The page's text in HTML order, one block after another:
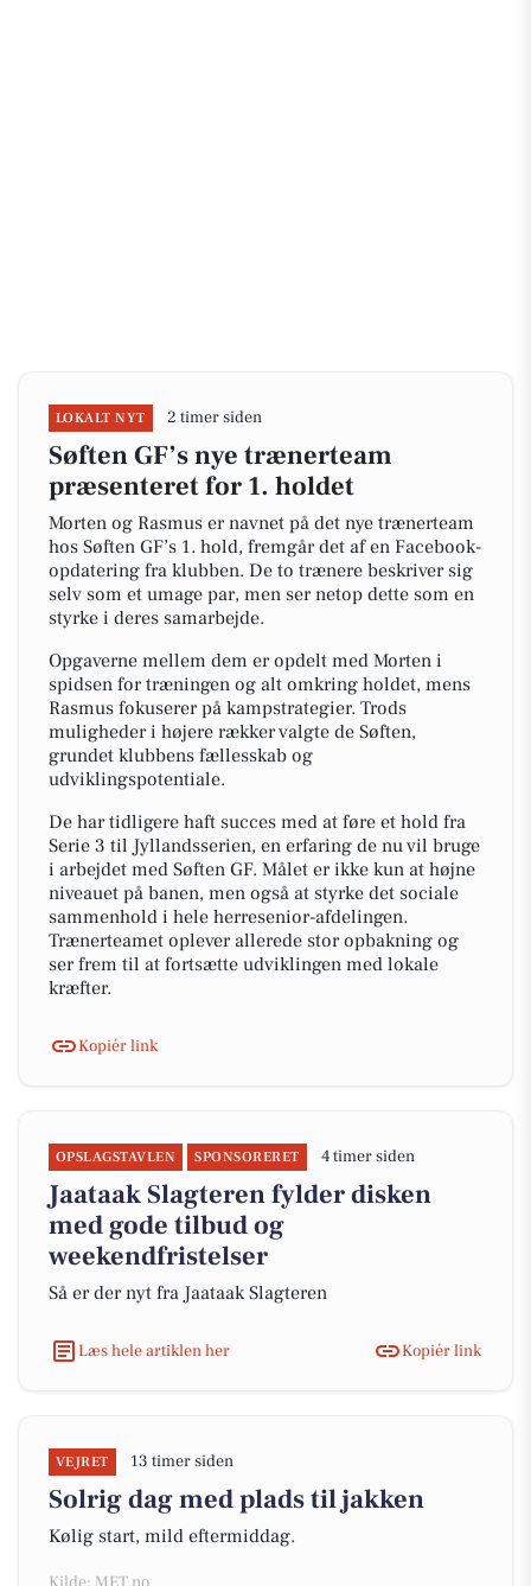
LOKALT NYT 2 timer siden
Søften GF’s nye trænerteam
præsenteret for 1. holdet
Morten og Rasmus er navnet på det nye trænerteam
hos Søften GF’s 1. hold, fremgår det af en Facebook-
opdatering fra klubben. De to trænere beskriver sig
selv som et umage par, men ser netop dette som en
styrke i deres samarbejde.
Opgaverne mellem dem er opdelt med Morten i
spidsen for træningen og alt omkring holdet, mens
Rasmus fokuserer på kampstrategier. Trods
muligheder i højere rækker valgte de Søften,
grundet klubbens fællesskab og
udviklingspotentiale.
De har tidligere haft succes med at føre et hold fra
Serie 3 til Jyllandsserien, en erfaring de nu vil bruge
i arbejdet med Søften GF. Målet er ikke kun at højne
niveauet på banen, men også at styrke det sociale
sammenhold i hele herresenior-afdelingen.
Trænerteamet oplever allerede stor opbakning og
ser frem til at fortsætte udviklingen med lokale
kræfter.
Kopiér link
OPSLAGSTAVLEN SPONSORERET 4 timer siden
Jaataak Slagteren fylder disken
med gode tilbud og
weekendfristelser
Så er der nyt fra Jaataak Slagteren
Læs hele artiklen her Kopiér link
VEJRET 13 timer siden
Solrig dag med plads til jakken
Kølig start, mild eftermiddag.